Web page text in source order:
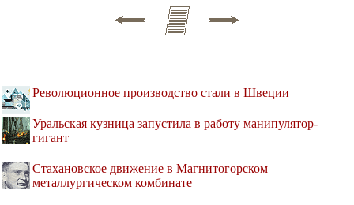
Революционное производство стали в Швеции
Уральская кузница запустила в работу манипулятор-
гигант
Стахановское движение в Магнитогорском
металлургическом комбинате